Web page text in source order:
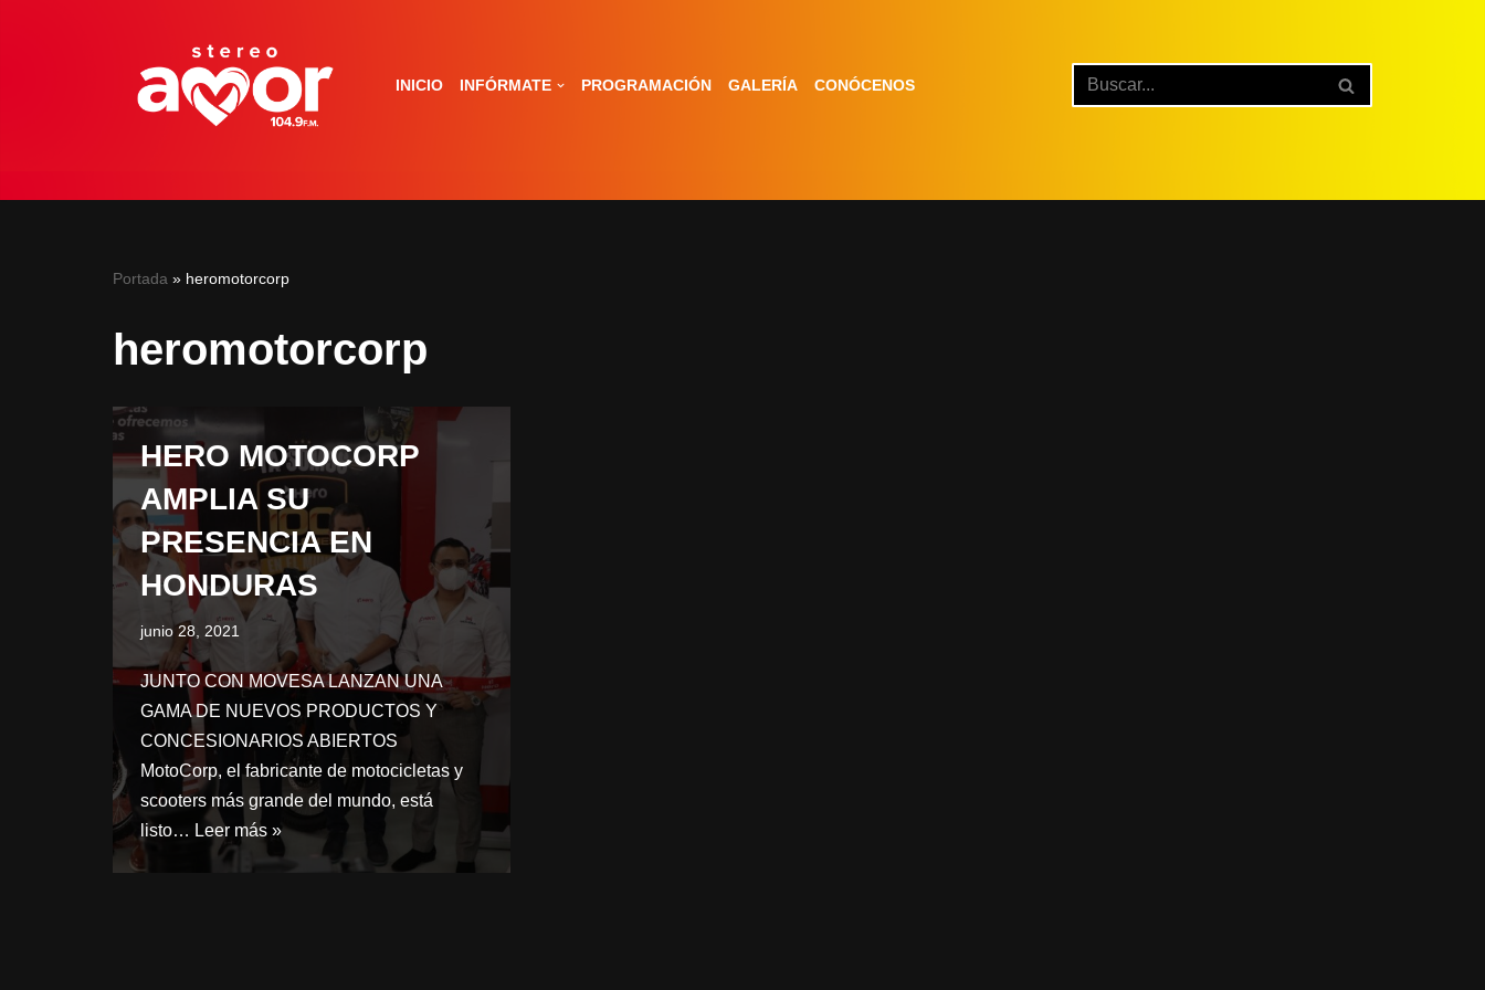
INICIO INFÓRMATE PROGRAMACIÓN GALERÍA CONÓCENOS
Portada » heromotorcorp
heromotorcorp
HERO MOTOCORP
AMPLIA SU
PRESENCIA EN
HONDURAS
junio 28, 2021
JUNTO CON MOVESA LANZAN UNA
GAMA DE NUEVOS PRODUCTOS Y
CONCESIONARIOS ABIERTOS
MotoCorp, el fabricante de motocicletas y
scooters más grande del mundo, está
listo… Leer más »